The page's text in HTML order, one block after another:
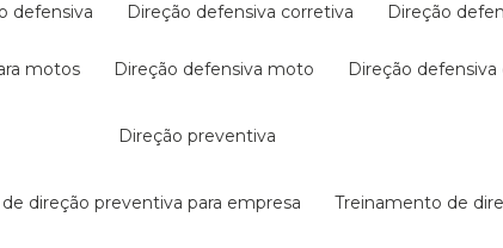
defensiva direção defensiva corretiva direção
motos direção defensiva moto direção
direção preventiva
de direção preventiva para empresa treinamento de